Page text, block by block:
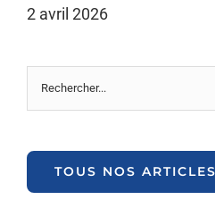
2 avril 2026
TOUS NOS ARTICLES